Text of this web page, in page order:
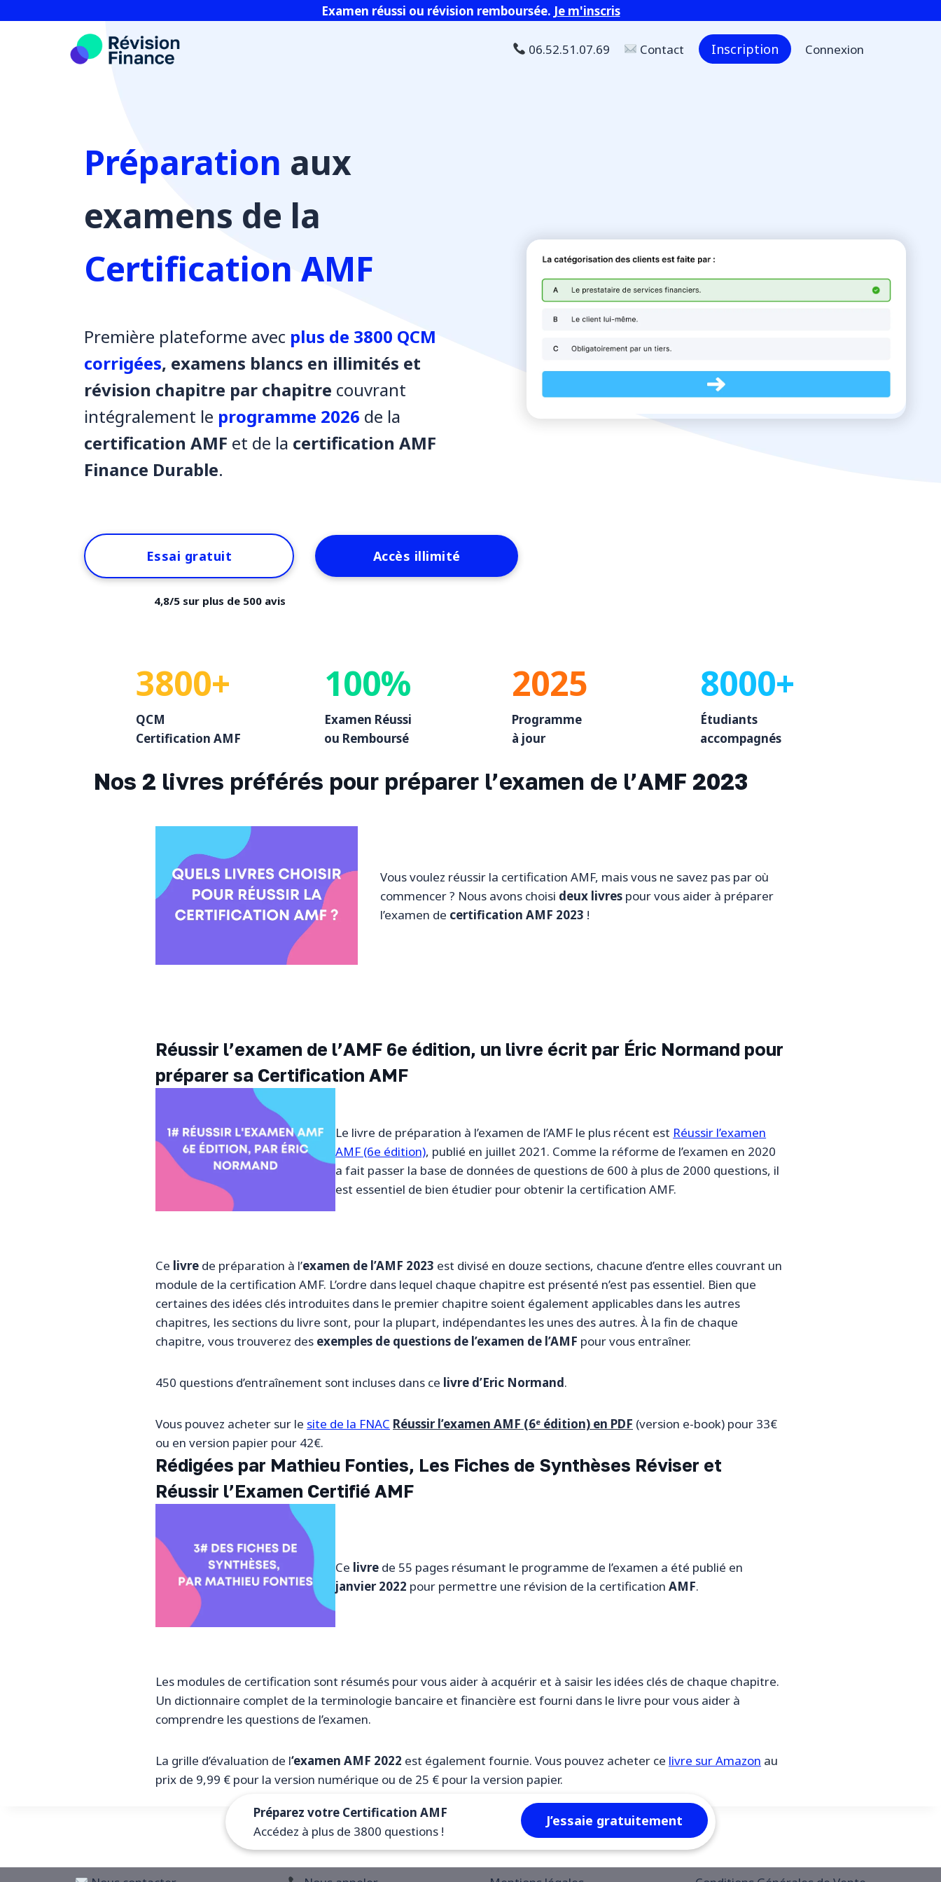
Examen réussi ou révision remboursée. Je m'inscris
06.52.51.07.69 Contact Inscription Connexion
Préparation aux
examens de la
Certification AMF
Première plateforme avec plus de 3800 QCM
corrigées, examens blancs en illimités et
révision chapitre par chapitre couvrant
intégralement le programme 2026 de la
certification AMF et de la certification AMF
Finance Durable.
Essai gratuit Accès illimité
4,8/5 sur plus de 500 avis
3800+
QCM
Certification AMF
100%
Examen Réussi
ou Remboursé
2025
Programme
à jour
8000+
Étudiants
accompagnés
Préparez votre Certification AMF
Accédez à plus de 3800 questions !
J’essaie gratuitement
Nos 2 livres préférés pour préparer l’examen de l’AMF 2023
Vous voulez réussir la certification AMF, mais vous ne savez pas par où
commencer ? Nous avons choisi deux livres pour vous aider à préparer
l’examen de certification AMF 2023 !
Réussir l’examen de l’AMF 6e édition, un livre écrit par Éric Normand pour
préparer sa Certification AMF
Le livre de préparation à l’examen de l’AMF le plus récent est Réussir l’examen
AMF (6e édition), publié en juillet 2021. Comme la réforme de l’examen en 2020
a fait passer la base de données de questions de 600 à plus de 2000 questions, il
est essentiel de bien étudier pour obtenir la certification AMF.
Ce livre de préparation à l’examen de l’AMF 2023 est divisé en douze sections, chacune d’entre elles couvrant un
module de la certification AMF. L’ordre dans lequel chaque chapitre est présenté n’est pas essentiel. Bien que
certaines des idées clés introduites dans le premier chapitre soient également applicables dans les autres
chapitres, les sections du livre sont, pour la plupart, indépendantes les unes des autres. À la fin de chaque
chapitre, vous trouverez des exemples de questions de l’examen de l’AMF pour vous entraîner.
450 questions d’entraînement sont incluses dans ce livre d’Eric Normand.
Vous pouvez acheter sur le site de la FNAC Réussir l’examen AMF (6ᵉ édition) en PDF (version e-book) pour 33€
ou en version papier pour 42€.
Rédigées par Mathieu Fonties, Les Fiches de Synthèses Réviser et
Réussir l’Examen Certifié AMF
Ce livre de 55 pages résumant le programme de l’examen a été publié en
janvier 2022 pour permettre une révision de la certificationAMF.
Les modules de certification sont résumés pour vous aider à acquérir et à saisir les idées clés de chaque chapitre.
Un dictionnaire complet de la terminologie bancaire et financière est fourni dans le livre pour vous aider à
comprendre les questions de l’examen.
La grille d’évaluation de l‘examen AMF 2022 est également fournie. Vous pouvez acheter ce livre sur Amazon au
prix de 9,99 € pour la version numérique ou de 25 € pour la version papier.